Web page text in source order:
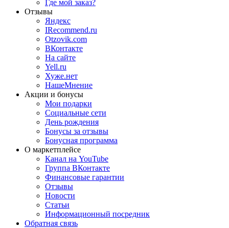
Где мой заказ?
Отзывы
Яндекс
IRecommend.ru
Otzovik.com
ВКонтакте
На сайте
Yell.ru
Хуже.нет
НашеМнение
Акции и бонусы
Мои подарки
Социальные сети
День рождения
Бонусы за отзывы
Бонусная программа
О маркетплейсе
Канал на YouTube
Группа ВКонтакте
Финансовые гарантии
Отзывы
Новости
Статьи
Информационный посредник
Обратная связь